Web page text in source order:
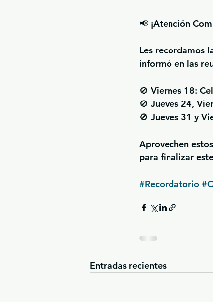
📢 ¡Atención
Les recordamos
informó en las
🚫 Viernes 18:
🚫 Jueves 24,
🚫 Jueves 31 y
Aprovechen
para finalizar
#Recordatorio
Entradas recientes